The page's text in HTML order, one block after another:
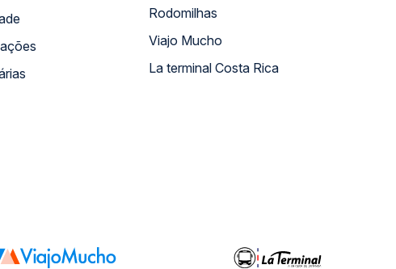
Viações
Rodomilhas
Viajo Mucho
La terminal Costa Rica